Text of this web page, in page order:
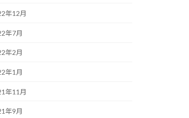
年12月
年7月
年2月
年1月
年11月
年9月